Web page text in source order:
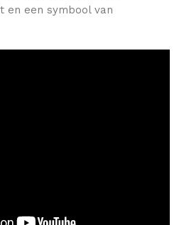
en een symbool van